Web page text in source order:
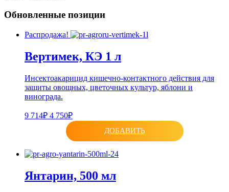
Обновленные позиции
Распродажа!
Вертимек, КЭ 1 л
Инсектоакарицид кишечно-контактного действия для
защиты овощных, цветочных культур, яблони и
винограда.
9 714₽ 4 750₽
ДОБАВИТЬ
Янтарин, 500 мл